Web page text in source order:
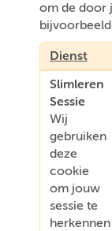
om de door
Dienst
Slimleren
Sessie
Wij
gebruiken
deze
cookie
om jouw
sessie te
herkennen